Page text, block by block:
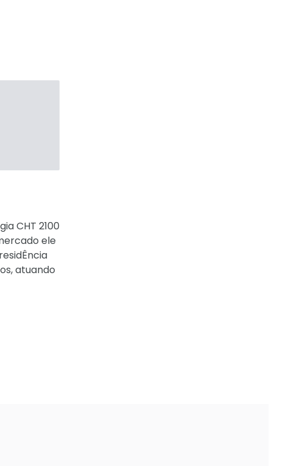
CHT 2100
ele
atuando